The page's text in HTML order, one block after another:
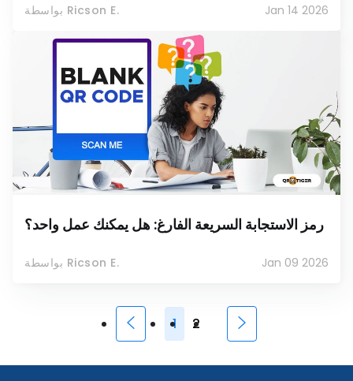
بواسطة Ricson E. Jan 14 2026
رمز الاستجابة السريعة الفارغ: هل يمكنك عمل واحد؟
بواسطة Ricson E. Jan 09 2026
1 2